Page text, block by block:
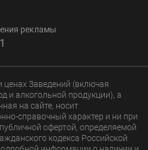
рекламы
Заведений (включая
и алкогольной продукции), а
на сайте, носит
справочный характер и ни при
офертой, определяемой
кодекса Российской